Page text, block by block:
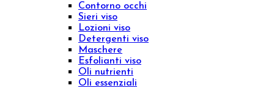
La tua pelle
Pelle secca
Pelle sensibile
Pelle matura
Pelle grassa
Tecnologie
Beauty & Wellness
Medical Technology